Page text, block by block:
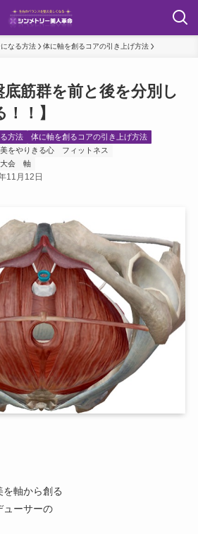
なる方法 体に軸を創るコアの引き上げ方法
底筋群を前と後を分別し
！】
方法
体に軸を創るコアの引き上げ方法
をやりきる心
フィットネス
会
軸
11月12日
軸から創る
ューサーの